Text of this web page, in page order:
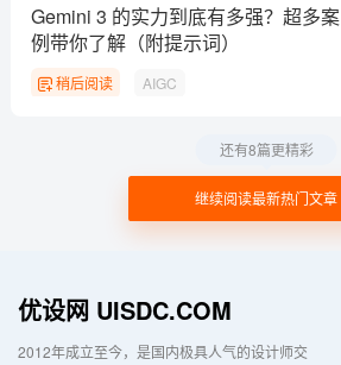
Gemini 3 的实力到底有多强？超多案
例带你了解（附提示词）
稍后阅读 AIGC
继续阅读最新热门文章
还有8篇更精彩
优设网 UISDC.COM
2012年成立至今，是国内极具人气的设计师交